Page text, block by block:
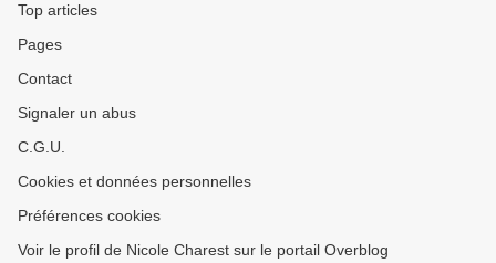
Top articles
Pages
Contact
Signaler un abus
C.G.U.
Cookies et données personnelles
Préférences cookies
Voir le profil de Nicole Charest sur le portail Overblog